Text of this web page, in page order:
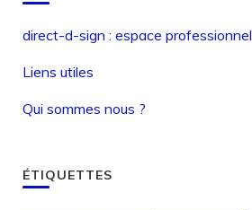
direct-d-sign : espace professionnel
Liens utiles
Qui sommes nous ?
ÉTIQUETTES